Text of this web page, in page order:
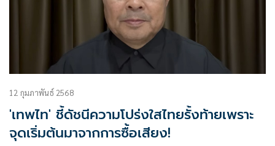
12 กุมภาพันธ์ 2568
'เทพไท' ชี้ดัชนีความโปร่งใสไทยรั้งท้ายเพราะ
จุดเริ่มต้นมาจากการซื้อเสียง!